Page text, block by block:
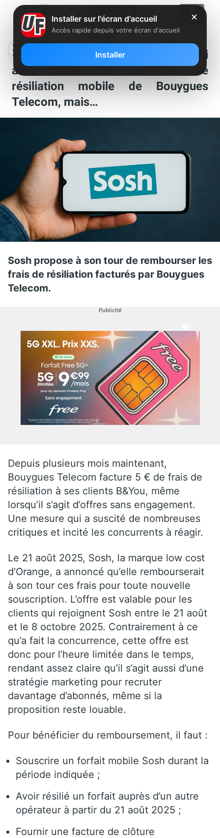
Après Free et SFR, Sosh vient lui
aussi rembourser les frais de
résiliation mobile de Bouygues
Telecom, mais…
Sosh propose à son tour de rembourser les
frais de résiliation facturés par Bouygues
Telecom.
Publicité
Depuis plusieurs mois maintenant,
Bouygues Telecom facture 5 € de frais de
résiliation à ses clients B&You, même
lorsqu’il s’agit d’offres sans engagement.
Une mesure qui a suscité de nombreuses
critiques et incité les concurrents à réagir.
Le 21 août 2025, Sosh, la marque low cost
d’Orange, a annoncé qu’elle rembourserait
à son tour ces frais pour toute nouvelle
souscription. L’offre est valable pour les
clients qui rejoignent Sosh entre le 21 août
et le 8 octobre 2025. Contrairement à ce
qu’a fait la concurrence, cette offre est
donc pour l’heure limitée dans le temps,
rendant assez claire qu’il s’agit aussi d’une
stratégie marketing pour recruter
davantage d’abonnés, même si la
proposition reste louable.
Pour bénéficier du remboursement, il faut :
Souscrire un forfait mobile Sosh durant la
période indiquée ;
Avoir résilié un forfait auprès d’un autre
opérateur à partir du 21 août 2025 ;
Fournir une facture de clôture
✕
Installer sur l'écran d'accueil
Accès rapide depuis votre écran d'accueil
Installer